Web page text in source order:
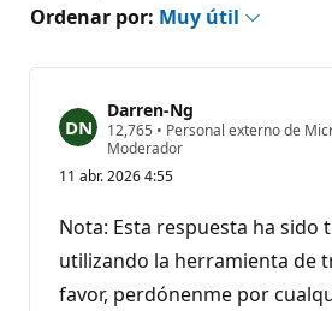
Ordenar por: Muy útil
Darren-Ng
12,765 P
u
t
s
d
e
r
e
• Personal externo de
Moderador
11 abr. 2026 4:55
Nota: Esta respuesta ha sido
utilizando la herramienta de
favor, perdónenme por